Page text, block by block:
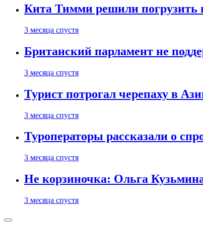
Кита Тимми решили погрузить
3 месяца спустя
Британский парламент не
3 месяца спустя
Турист потрогал черепаху в
3 месяца спустя
Туроператоры рассказали о
3 месяца спустя
Не корзиночка: Ольга
3 месяца спустя